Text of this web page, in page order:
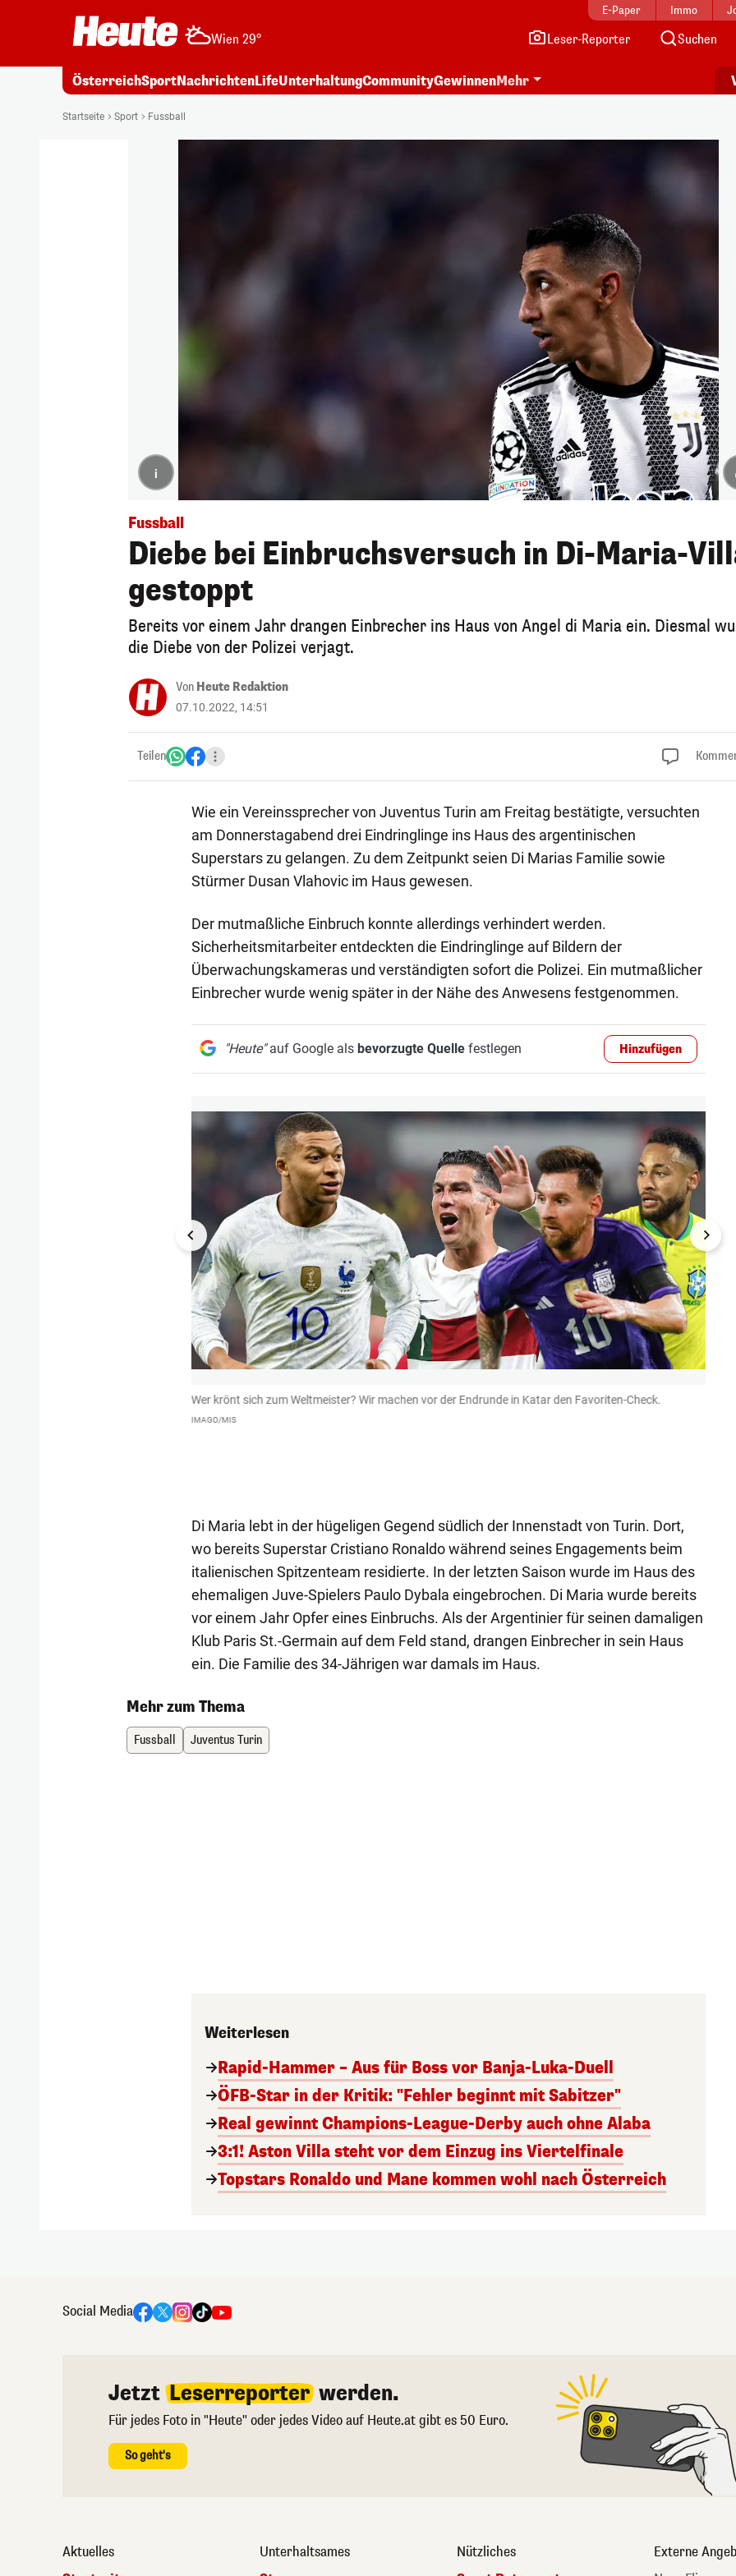
E-Paper Immo
Wien 29° Leser-Reporter Suchen
ÖsterreichSportNachrichtenLifeUnterhaltungCommunityGewinnenMehr
Startseite Sport Fussball
i
Fussball
Diebe bei Einbruchsversuch in Di-Maria-
gestoppt
Bereits vor einem Jahr drangen Einbrecher ins Haus von Angel di Maria ein. Diesmal
die Diebe von der Polizei verjagt.
Von Heute Redaktion
07.10.2022, 14:51
Teilen
Wie ein Vereinssprecher von Juventus Turin am Freitag bestätigte, versuchten
am Donnerstagabend drei Eindringlinge ins Haus des argentinischen
Superstars zu gelangen. Zu dem Zeitpunkt seien Di Marias Familie sowie
Stürmer Dusan Vlahovic im Haus gewesen.
Der mutmaßliche Einbruch konnte allerdings verhindert werden.
Sicherheitsmitarbeiter entdeckten die Eindringlinge auf Bildern der
Überwachungskameras und verständigten sofort die Polizei. Ein mutmaßlicher
Einbrecher wurde wenig später in der Nähe des Anwesens festgenommen.
"Heute"auf Google als bevorzugte Quellefestlegen Hinzufügen
1/13
Wer krönt sich zum Weltmeister? Wir machen vor der Endrunde in Katar den Favoriten-Check.
IMAGO/MIS
Di Maria lebt in der hügeligen Gegend südlich der Innenstadt von Turin. Dort,
wo bereits Superstar Cristiano Ronaldo während seines Engagements beim
italienischen Spitzenteam residierte. In der letzten Saison wurde im Haus des
ehemaligen Juve-Spielers Paulo Dybala eingebrochen. Di Maria wurde bereits
vor einem Jahr Opfer eines Einbruchs. Als der Argentinier für seinen damaligen
Klub Paris St.-Germain auf dem Feld stand, drangen Einbrecher in sein Haus
ein. Die Familie des 34-Jährigen war damals im Haus.
Mehr zum Thema
Fussball Juventus Turin
Weiterlesen
Rapid-Hammer – Aus für Boss vor Banja-Luka-Duell
ÖFB-Star in der Kritik: "Fehler beginnt mit Sabitzer"
Real gewinnt Champions-League-Derby auch ohne Alaba
3:1! Aston Villa steht vor dem Einzug ins Viertelfinale
Topstars Ronaldo und Mane kommen wohl nach Österreich
Social Media
Jetzt Leserreporter werden.
Für jedes Foto in "Heute" oder jedes Video auf Heute.at gibt es 50 Euro.
So geht's
Aktuelles
Unterhaltsames
Nützliches
Externe